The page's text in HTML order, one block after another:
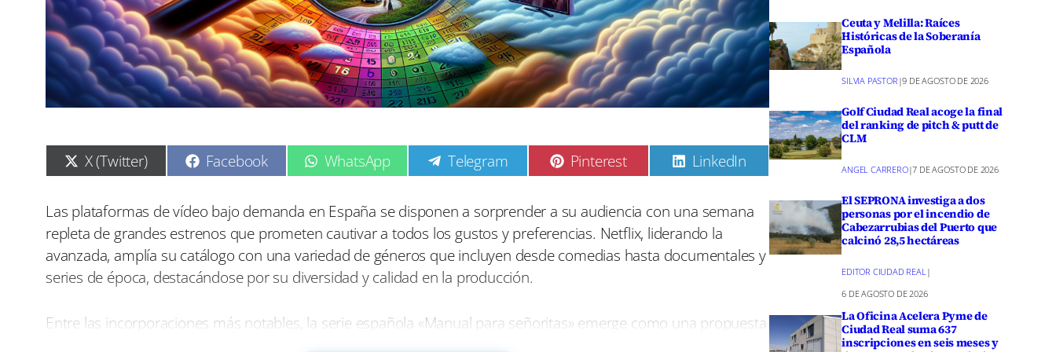
C
o
p
a
r
t
i
r
X (Twitter) C
o
p
a
r
t
i
r
Facebook C
o
p
a
r
t
i
r
WhatsApp C
o
p
a
r
t
i
r
Telegram C
o
p
a
r
t
i
Pinterest C
o
p
a
r
t
i
LinkedIn
Las plataformas de vídeo bajo demanda en España se disponen a sorprender a su audiencia con una semana
repleta de grandes estrenos que prometen cautivar a todos los gustos y preferencias. Netflix, liderando la
avanzada, amplía su catálogo con una variedad de géneros que incluyen desde comedias hasta documentales y
series de época, destacándose por su diversidad y calidad en la producción.
Entre las incorporaciones más notables, la serie española «Manual para señoritas» emerge como una propuesta
Ceuta y Melilla: Raíces
Históricas de la Soberanía
Española
SILVIA PASTOR |9 DE AGOSTO DE 2026
Golf Ciudad Real acoge la final
del ranking de pitch & putt de
CLM
ANGEL CARRERO|7 DE AGOSTO DE 2026
El SEPRONA investiga a dos
personas por el incendio de
Cabezarrubias del Puerto que
calcinó 28,5 hectáreas
EDITOR CIUDAD REAL|
6 DE AGOSTO DE 2026
La Oficina Acelera Pyme de
Ciudad Real suma 637
inscripciones en seis meses y